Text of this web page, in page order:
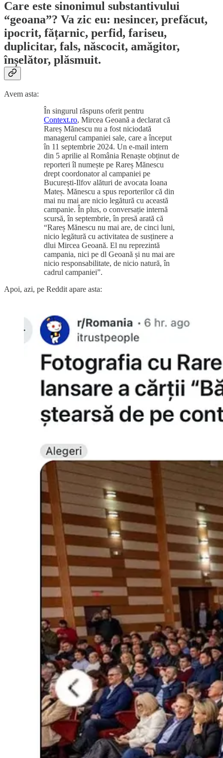
Care este sinonimul substantivului
“geoana”? Va zic eu: nesincer, prefăcut,
ipocrit, fățarnic, perfid, fariseu,
duplicitar, fals, născocit, amăgitor,
înșelător, plăsmuit.
Avem asta:
În singurul răspuns oferit pentru
Context.ro, Mircea Geoană a declarat că
Rareș Mănescu nu a fost niciodată
managerul campaniei sale, care a început
în 11 septembrie 2024. Un e-mail intern
din 5 aprilie al România Renaște obținut de
reporteri îl numește pe Rareș Mănescu
drept coordonator al campaniei pe
București-Ilfov alături de avocata Ioana
Mateș. Mănescu a spus reporterilor că din
mai nu mai are nicio legătură cu această
campanie. În plus, o conversație internă
scursă, în septembrie, în presă arată că
“Rareș Mănescu nu mai are, de cinci luni,
nicio legătură cu activitatea de susținere a
dlui Mircea Geoană. El nu reprezintă
campania, nici pe dl Geoană și nu mai are
nicio responsabilitate, de nicio natură, în
cadrul campaniei”.
Apoi, azi, pe Reddit apare asta: